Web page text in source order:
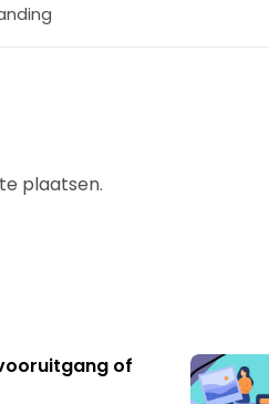
plaatsen.
of